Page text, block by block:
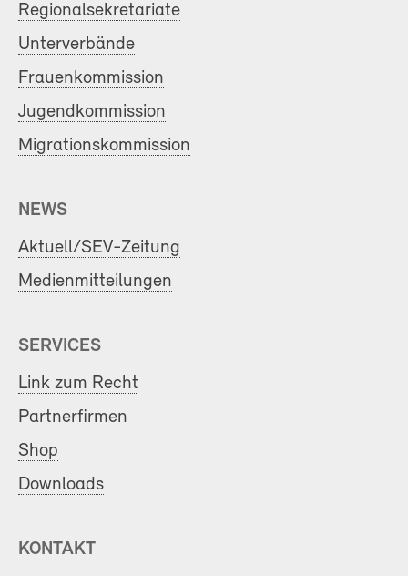
Regionalsekretariate
Unterverbände
Frauenkommission
Jugendkommission
Migrationskommission
NEWS
Aktuell/SEV-Zeitung
Medienmitteilungen
SERVICES
Link zum Recht
Partnerfirmen
Shop
Downloads
KONTAKT